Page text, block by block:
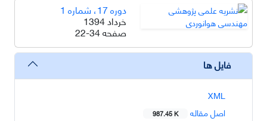
دوره 17، شماره 1
خرداد 1394
صفحه22-34
فایل ها
XML
اصل مقاله
987.45 K